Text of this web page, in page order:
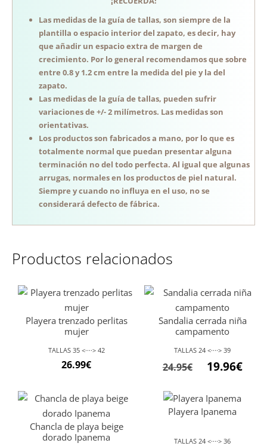
Las medidas de la guía de tallas, son siempre de la
plantilla o espacio interior del zapato, es decir, hay
que añadir un espacio extra de margen de
crecimiento. Por lo general recomendamos que sobre
entre 0.8 y 1.2 cm entre la medida del pie y la del
zapato.
Las medidas de la guía de tallas, pueden sufrir
variaciones de +/- 2 milímetros. Las medidas son
orientativas.
Los productos son fabricados a mano, por lo que es
totalmente normal que puedan presentar alguna
terminación no del todo perfecta. Al igual que algunas
arrugas, normales en los productos de piel natural.
Siempre y cuando no influya en el uso, no se
considerará defecto de fábrica.
Productos relacionados
Playera trenzado perlitas
mujer
TALLAS 35 <····> 42
26.99€
Sandalia cerrada niña
campamento
TALLAS 24 <····> 39
24.95€
El
original
era:
19.96€El
Chancla de playa beige
dorado Ipanema
Playera Ipanema
TALLAS 24 <····> 36